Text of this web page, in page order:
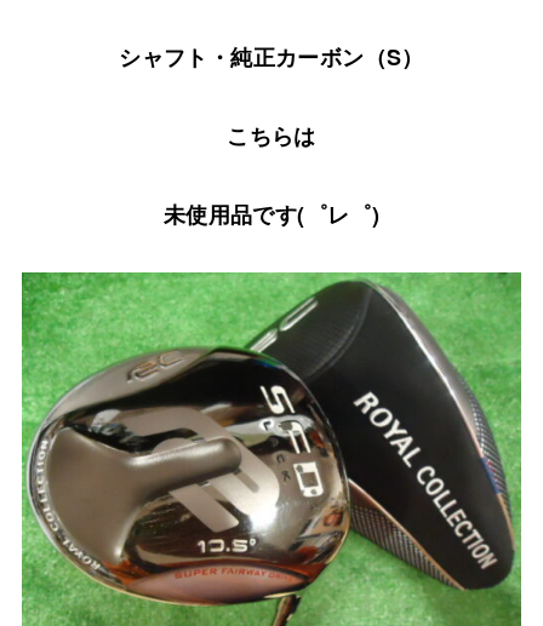
シャフト・純正カーボン（S）
こちらは
未使用品です(゜レ゜)